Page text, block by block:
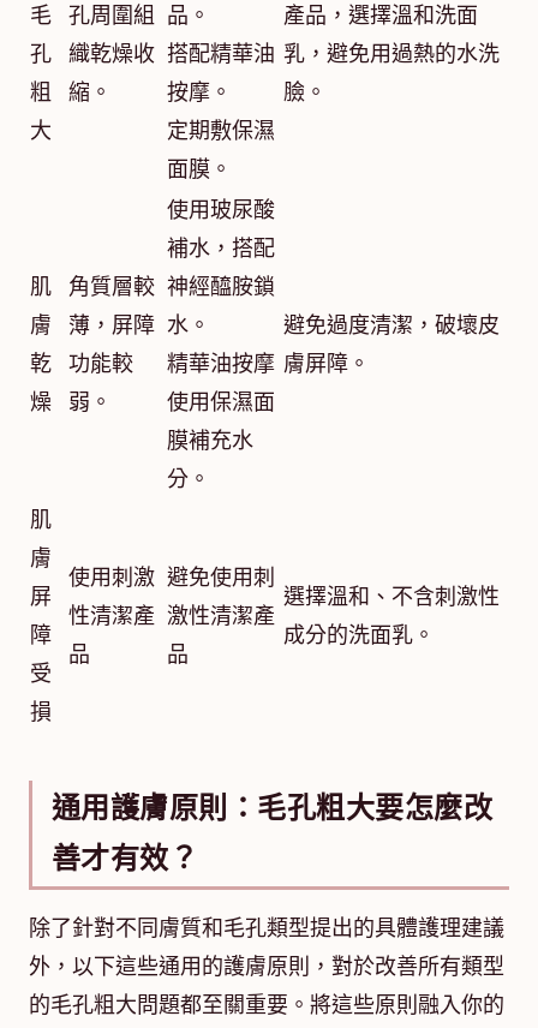
毛
孔
粗
大
孔周圍組
織乾燥收
縮。
品。
搭配精華油
按摩。
定期敷保濕
面膜。
產品，選擇溫和洗面
乳，避免用過熱的水洗
臉。
肌
膚
乾
燥
角質層較
薄，屏障
功能較
弱。
使用玻尿酸
補水，搭配
神經醯胺鎖
水。
精華油按摩
使用保濕面
膜補充水
分。
避免過度清潔，破壞皮
膚屏障。
肌
膚
屏
障
受
損
使用刺激
性清潔產
品
避免使用刺
激性清潔產
品
選擇溫和、不含刺激性
成分的洗面乳。
通用護膚原則：毛孔粗大要怎麼改
善才有效？
除了針對不同膚質和毛孔類型提出的具體護理建議
外，以下這些通用的護膚原則，對於改善所有類型
的毛孔粗大問題都至關重要。將這些原則融入你的